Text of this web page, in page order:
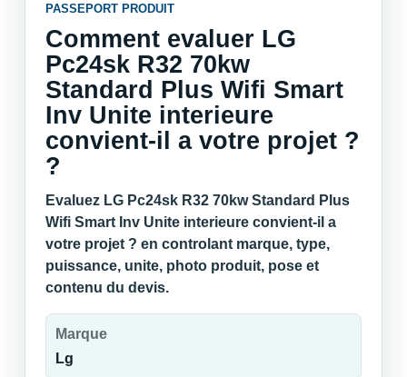
PASSEPORT PRODUIT
Comment evaluer LG
Pc24sk R32 70kw
Standard Plus Wifi Smart
Inv Unite interieure
convient-il a votre projet ?
?
Evaluez LG Pc24sk R32 70kw Standard Plus
Wifi Smart Inv Unite interieure convient-il a
votre projet ? en controlant marque, type,
puissance, unite, photo produit, pose et
contenu du devis.
Marque
Lg